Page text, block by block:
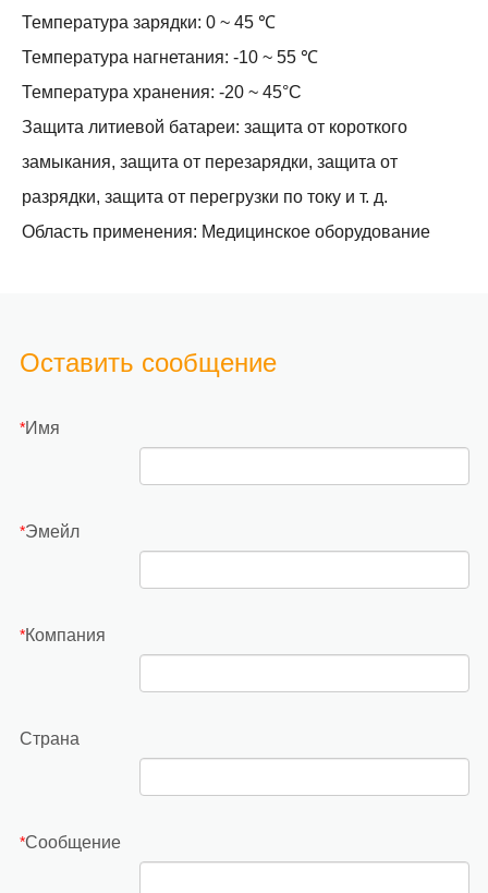
Температура зарядки: 0 ~ 45 ℃
Температура нагнетания: -10 ~ 55 ℃
Температура хранения: -20 ~ 45°С
Защита литиевой батареи: защита от короткого
замыкания, защита от перезарядки, защита от
разрядки, защита от перегрузки по току и т. д.
Область применения: Медицинское оборудование
Оставить сообщение
*Имя
*Эмейл
*Компания
Страна
*Сообщение